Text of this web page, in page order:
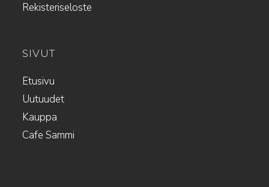
Rekisteriseloste
SIVUT
Etusivu
Uutuudet
Kauppa
Cafe Sammi